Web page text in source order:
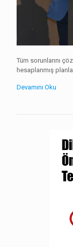
Tüm sorunlarını
hesaplanmış
Devamını Oku